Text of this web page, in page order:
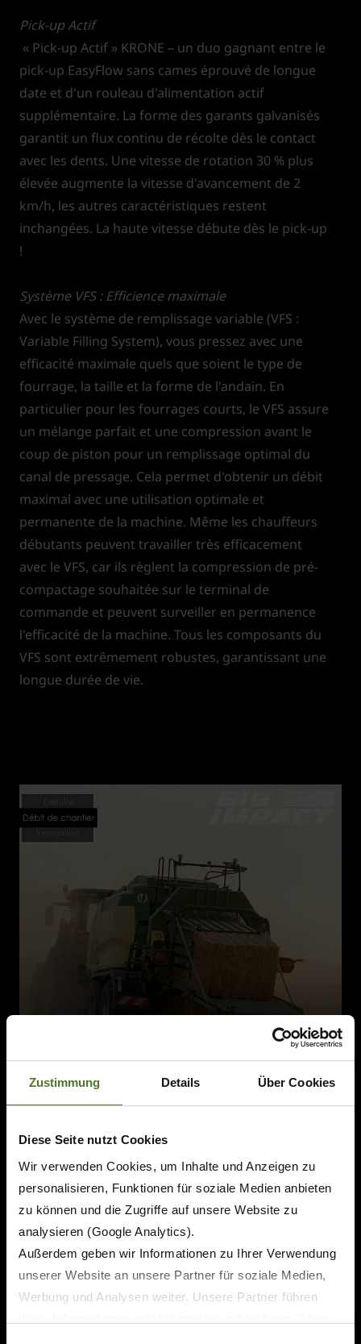
Zustimmung Details Über Cookies
Diese Seite nutzt Cookies
Wir verwenden Cookies, um Inhalte und Anzeigen zu
personalisieren, Funktionen für soziale Medien anbieten
zu können und die Zugriffe auf unsere Website zu
analysieren (Google Analytics).
Außerdem geben wir Informationen zu Ihrer Verwendung
unserer Website an unsere Partner für soziale Medien,
Werbung und Analysen weiter. Unsere Partner führen
Pick-up Actif
« Pick-up Actif » KRONE – un duo gagnant entre le
pick-up EasyFlow sans cames éprouvé de longue
date et d'un rouleau d'alimentation actif
supplémentaire. La forme des garants galvanisés
garantit un flux continu de récolte dès le contact
avec les dents. Une vitesse de rotation 30 % plus
élevée augmente la vitesse d'avancement de 2
km/h, les autres caractéristiques restent
inchangées. La haute vitesse débute dès le pick-up
!
Système VFS : Efficience maximale
Avec le système de remplissage variable (VFS :
Variable Filling System), vous pressez avec une
efficacité maximale quels que soient le type de
fourrage, la taille et la forme de l'andain. En
particulier pour les fourrages courts, le VFS assure
un mélange parfait et une compression avant le
coup de piston pour un remplissage optimal du
canal de pressage. Cela permet d'obtenir un débit
maximal avec une utilisation optimale et
permanente de la machine. Même les chauffeurs
débutants peuvent travailler très efficacement
avec le VFS, car ils règlent la compression de pré-
compactage souhaitée sur le terminal de
commande et peuvent surveiller en permanence
l'efficacité de la machine. Tous les composants du
VFS sont extrêmement robustes, garantissant une
longue durée de vie.